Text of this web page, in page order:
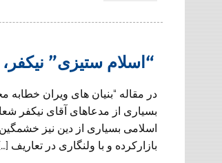
“اسلام ستیزی”
در مقاله “بنیان های ویران
بسیاری از مدعاهای آقای نیکفر
اسلامی بسیاری از دین نیز
بازارکرده و با ولنگاری در تعاریف